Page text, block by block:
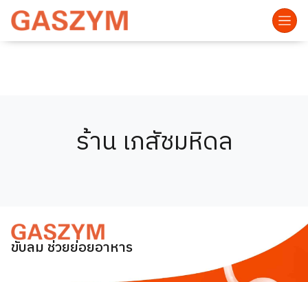
ร้าน เภสัชมหิดล
ขับลม ช่วยย่อยอาหาร